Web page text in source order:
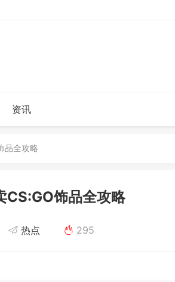
资讯
品全攻略
CS:GO饰品全攻略
热点 295